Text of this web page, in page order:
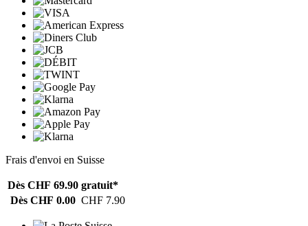
Frais d'envoi en Suisse
Dès CHF 69.90 gratuit*
Dès CHF 0.00 CHF 7.90